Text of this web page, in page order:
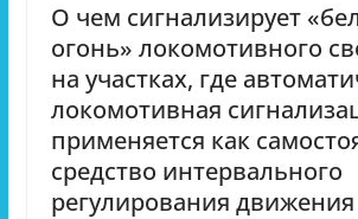
О чем сигнализирует
огонь» локомотивного
на участках, где
локомотивная
применяется как
средство интервального
регулирования